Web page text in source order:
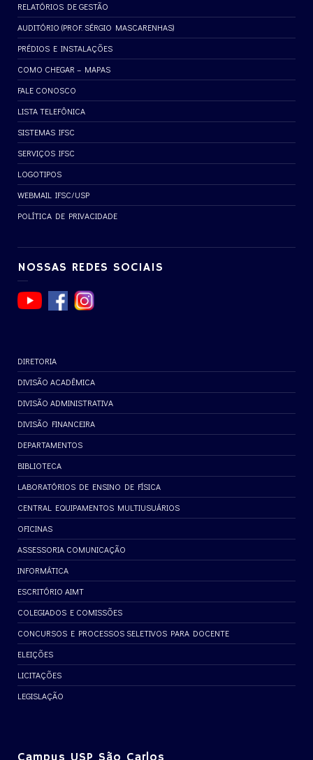
RELATÓRIOS DE GESTÃO
AUDITÓRIO (PROF. SÉRGIO MASCARENHAS)
PRÉDIOS E INSTALAÇÕES
COMO CHEGAR – MAPAS
FALE CONOSCO
LISTA TELEFÔNICA
SISTEMAS IFSC
SERVIÇOS IFSC
LOGOTIPOS
WEBMAIL IFSC/USP
POLÍTICA DE PRIVACIDADE
NOSSAS REDES SOCIAIS
DIRETORIA
DIVISÃO ACADÊMICA
DIVISÃO ADMINISTRATIVA
DIVISÃO FINANCEIRA
DEPARTAMENTOS
BIBLIOTECA
LABORATÓRIOS DE ENSINO DE FÍSICA
CENTRAL EQUIPAMENTOS MULTIUSUÁRIOS
OFICINAS
ASSESSORIA COMUNICAÇÃO
INFORMÁTICA
ESCRITÓRIO AIMT
COLEGIADOS E COMISSÕES
CONCURSOS E PROCESSOS SELETIVOS PARA DOCENTE
ELEIÇÕES
LICITAÇÕES
LEGISLAÇÃO